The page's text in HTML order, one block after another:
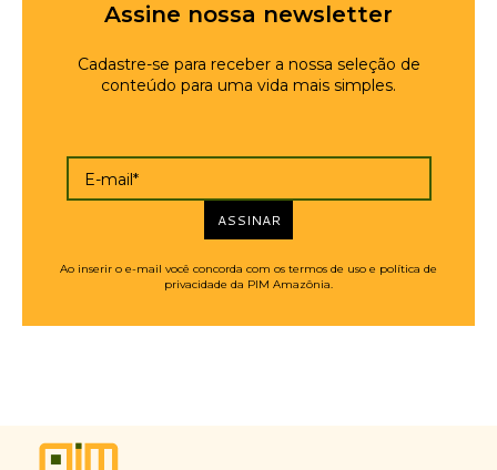
Assine nossa newsletter
Cadastre-se para receber a nossa seleção de
conteúdo para uma vida mais simples.
E-mail*
ASSINAR
Ao inserir o e-mail você concorda com os termos de uso e política de
privacidade da PIM Amazônia.